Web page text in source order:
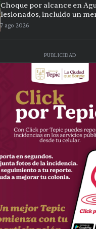
Choque por alcance en
lesionados, incluido un
7 ago 2026
PUBLICIDAD